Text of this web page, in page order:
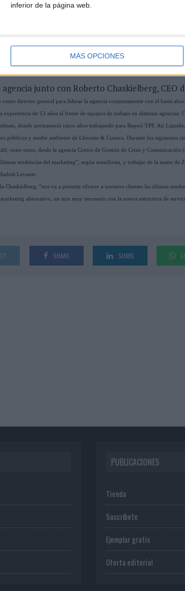
inferior de la página web.
MÁS OPCIONES
junto con Roberto Chaskielberg, CEO
director general para liderar la agencia conjuntamente con el hasta
de 13 años al frente de equipos de trabajo en distintas agencias.
donde permaneció cinco años trabajando para Repsol YPF, Air
públicos y medio ambiente de Llorente & Cuenca. Durante los siguientes
entre otros, desde la agencia Centro de Gestión de Crisis y
tendencias del marketing”, según manifiesta, y trabajar de la mano
Levante.
Chaskielberg, “nos va a permitir ofrecer a nuestros clientes las últimas
alternativo, un mix muy necesario con la nueva estructura de
SHARE SHARE
PUBLICACIONES
Tienda
Suscríbete
Ejemplar gratis
Oferta editorial